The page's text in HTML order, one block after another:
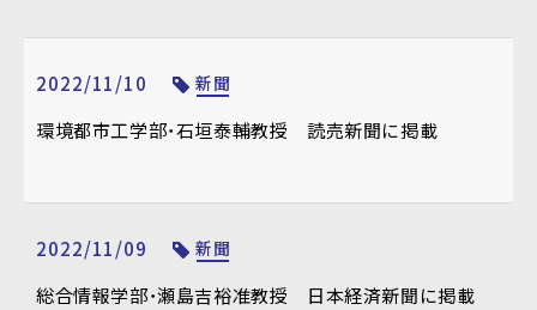
2022/11/10 新聞
環境都市工学部・石垣泰輔教授 読売新聞に掲載
2022/11/09 新聞
総合情報学部・瀬島吉裕准教授 日本経済新聞に掲載